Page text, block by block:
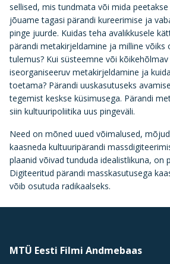
sellised, mis tundmata või mida peetakse
jõuame tagasi pärandi kureerimise ja
pinge juurde. Kuidas teha avalikkusele
pärandi metakirjeldamine ja milline võiks
tulemus? Kui süsteemne või
iseorganiseeruv metakirjeldamine ja
toetama? Pärandi uuskasutuseks
tegemist keskse küsimusega. Pärandi
siin kultuuripoliitika uus pingeväli.
Need on mõned uued võimalused,
kaasneda kultuuripärandi
plaanid võivad tunduda idealistlikuna, on
Digiteeritud pärandi masskasutusega
võib osutuda radikaalseks.
MTÜ Eesti Filmi Andmebaas